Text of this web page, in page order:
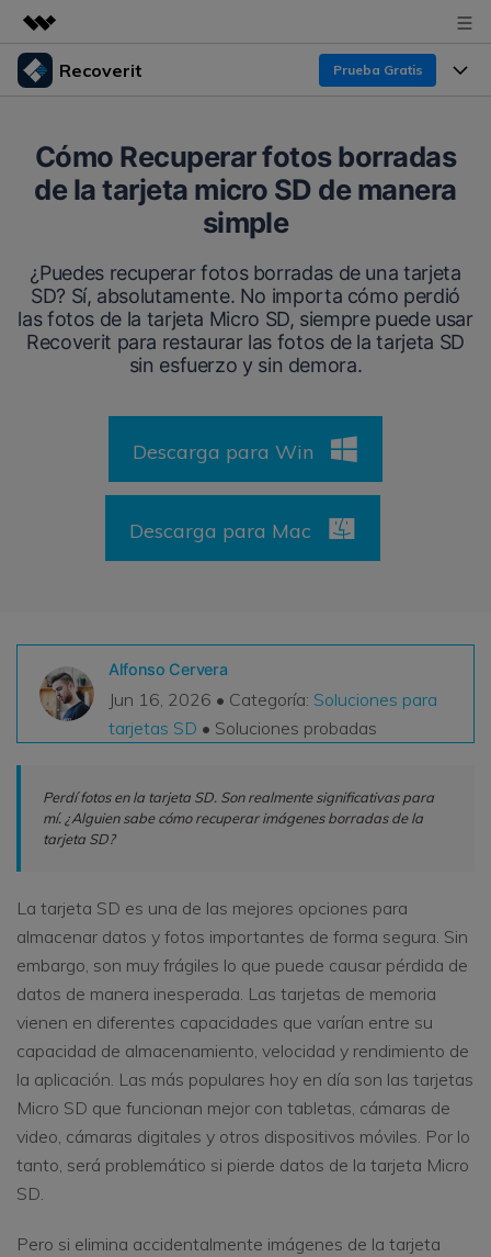
Productos destacados
Utilidades
Empresas
Resumen
Sala de prensa
Tienda
Recoverit Prueba Gratis
Recoverit para Windows
Líder en recuperación para Windows
Pruébalo Gratis
Repairit - Reparar Datos
UBackit - Respaldar Datos
Funciones
Recuperar Medios Borrados
Soluciones de Recuperación Exclusivas Nuevo
Escenarios de Pérdida de Datos
Recursos
Por qué Recoverit
Experto en Recuperación de Datos
Temas Destacados
DESCARGAR Sign In
Cómo Recuperar fotos borradas
de la tarjeta micro SD de manera
simple
¿Puedes recuperar fotos borradas de una tarjeta
SD? Sí, absolutamente. No importa cómo perdió
las fotos de la tarjeta Micro SD, siempre puede usar
Recoverit para restaurar las fotos de la tarjeta SD
sin esfuerzo y sin demora.
Descarga para Win
Descarga para Mac
Alfonso Cervera
Jun 16, 2026 • Categoría: Soluciones para
tarjetas SD • Soluciones probadas
Perdí fotos en la tarjeta SD. Son realmente significativas para
mí. ¿Alguien sabe cómo recuperar imágenes borradas de la
tarjeta SD?
La tarjeta SD es una de las mejores opciones para
almacenar datos y fotos importantes de forma segura. Sin
embargo, son muy frágiles lo que puede causar pérdida de
datos de manera inesperada. Las tarjetas de memoria
vienen en diferentes capacidades que varían entre su
capacidad de almacenamiento, velocidad y rendimiento de
la aplicación. Las más populares hoy en día son las tarjetas
Micro SD que funcionan mejor con tabletas, cámaras de
video, cámaras digitales y otros dispositivos móviles. Por lo
tanto, será problemático si pierde datos de la tarjeta Micro
SD.
Pero si elimina accidentalmente imágenes de la tarjeta